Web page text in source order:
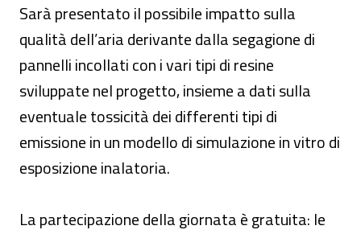
Sarà presentato il possibile impatto sulla
qualità dell’aria derivante dalla segagione di
pannelli incollati con i vari tipi di resine
sviluppate nel progetto, insieme a dati sulla
eventuale tossicità dei differenti tipi di
emissione in un modello di simulazione in vitro di
esposizione inalatoria.
La partecipazione della giornata è gratuita: le